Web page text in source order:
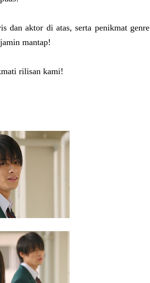
dan aktor di atas, serta penikmat genre
mantap!
rilisan kami!